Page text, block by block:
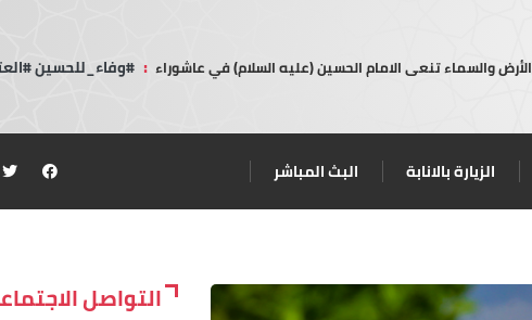
الأرض والسماء تنعى الامام الحسين (عليه السلام) في عاشوراء : #وفاء_للحسين
الزيارة بالانابة البث المباشر
التواصل